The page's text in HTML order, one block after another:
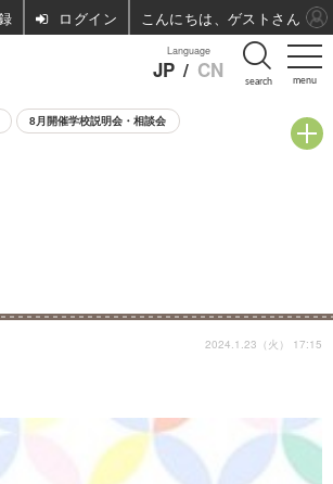
menu
Language
JP / CN search
8月開催学校説明会・相談会
2024.1.23（火） 17:15
ログイン こんにちは、ゲストさん